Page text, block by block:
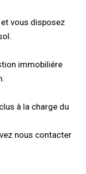
vous disposez
immobiliére
à la charge du
nous contacter